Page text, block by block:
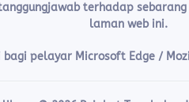
terhadap
laman web ini.
pelayar Microsoft Edge /